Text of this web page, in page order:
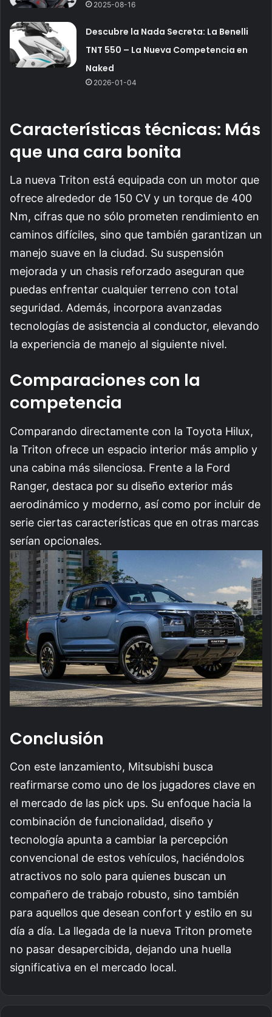
2025-08-16
Descubre la Nada Secreta: La Benelli
TNT 550 – La Nueva Competencia en
Naked
2026-01-04
Características técnicas: Más
que una cara bonita
La nueva Triton está equipada con un motor que
ofrece alrededor de 150 CV y un torque de 400
Nm, cifras que no sólo prometen rendimiento en
caminos difíciles, sino que también garantizan un
manejo suave en la ciudad. Su suspensión
mejorada y un chasis reforzado aseguran que
puedas enfrentar cualquier terreno con total
seguridad. Además, incorpora avanzadas
tecnologías de asistencia al conductor, elevando
la experiencia de manejo al siguiente nivel.
Comparaciones con la
competencia
Comparando directamente con la Toyota Hilux,
la Triton ofrece un espacio interior más amplio y
una cabina más silenciosa. Frente a la Ford
Ranger, destaca por su diseño exterior más
aerodinámico y moderno, así como por incluir de
serie ciertas características que en otras marcas
serían opcionales.
Conclusión
Con este lanzamiento, Mitsubishi busca
reafirmarse como uno de los jugadores clave en
el mercado de las pick ups. Su enfoque hacia la
combinación de funcionalidad, diseño y
tecnología apunta a cambiar la percepción
convencional de estos vehículos, haciéndolos
atractivos no solo para quienes buscan un
compañero de trabajo robusto, sino también
para aquellos que desean confort y estilo en su
día a día. La llegada de la nueva Triton promete
no pasar desapercibida, dejando una huella
significativa en el mercado local.